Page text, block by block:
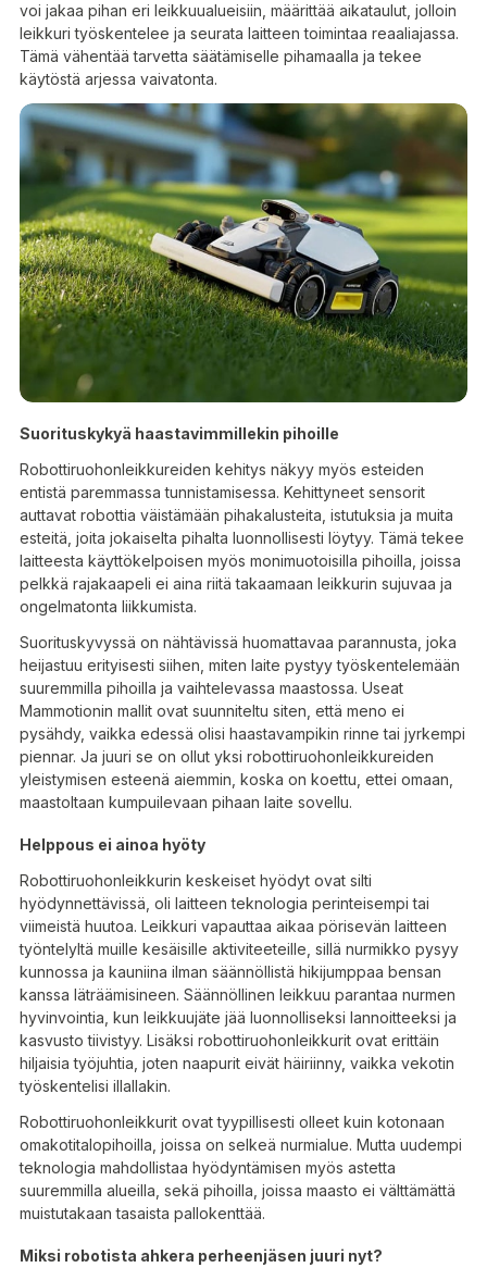
voi jakaa pihan eri leikkuualueisiin, määrittää aikataulut, jolloin
leikkuri työskentelee ja seurata laitteen toimintaa reaaliajassa.
Tämä vähentää tarvetta säätämiselle pihamaalla ja tekee
käytöstä arjessa vaivatonta.
Suorituskykyä haastavimmillekin pihoille
Robottiruohonleikkureiden kehitys näkyy myös esteiden
entistä paremmassa tunnistamisessa. Kehittyneet sensorit
auttavat robottia väistämään pihakalusteita, istutuksia ja muita
esteitä, joita jokaiselta pihalta luonnollisesti löytyy. Tämä tekee
laitteesta käyttökelpoisen myös monimuotoisilla pihoilla, joissa
pelkkä rajakaapeli ei aina riitä takaamaan leikkurin sujuvaa ja
ongelmatonta liikkumista.
Suorituskyvyssä on nähtävissä huomattavaa parannusta, joka
heijastuu erityisesti siihen, miten laite pystyy työskentelemään
suuremmilla pihoilla ja vaihtelevassa maastossa. Useat
Mammotionin mallit ovat suunniteltu siten, että meno ei
pysähdy, vaikka edessä olisi haastavampikin rinne tai jyrkempi
piennar. Ja juuri se on ollut yksi robottiruohonleikkureiden
yleistymisen esteenä aiemmin, koska on koettu, ettei omaan,
maastoltaan kumpuilevaan pihaan laite sovellu.
Helppous ei ainoa hyöty
Robottiruohonleikkurin keskeiset hyödyt ovat silti
hyödynnettävissä, oli laitteen teknologia perinteisempi tai
viimeistä huutoa. Leikkuri vapauttaa aikaa pörisevän laitteen
työntelyltä muille kesäisille aktiviteeteille, sillä nurmikko pysyy
kunnossa ja kauniina ilman säännöllistä hikijumppaa bensan
kanssa läträämisineen. Säännöllinen leikkuu parantaa nurmen
hyvinvointia, kun leikkuujäte jää luonnolliseksi lannoitteeksi ja
kasvusto tiivistyy. Lisäksi robottiruohonleikkurit ovat erittäin
hiljaisia työjuhtia, joten naapurit eivät häiriinny, vaikka vekotin
työskentelisi illallakin.
Robottiruohonleikkurit ovat tyypillisesti olleet kuin kotonaan
omakotitalopihoilla, joissa on selkeä nurmialue. Mutta uudempi
teknologia mahdollistaa hyödyntämisen myös astetta
suuremmilla alueilla, sekä pihoilla, joissa maasto ei välttämättä
muistutakaan tasaista pallokenttää.
Miksi robotista ahkera perheenjäsen juuri nyt?